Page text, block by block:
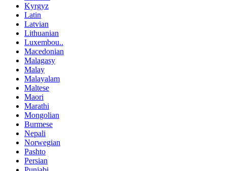
Kyrgyz
Latin
Latvian
Lithuanian
Luxembou..
Macedonian
Malagasy
Malay
Malayalam
Maltese
Maori
Marathi
Mongolian
Burmese
Nepali
Norwegian
Pashto
Persian